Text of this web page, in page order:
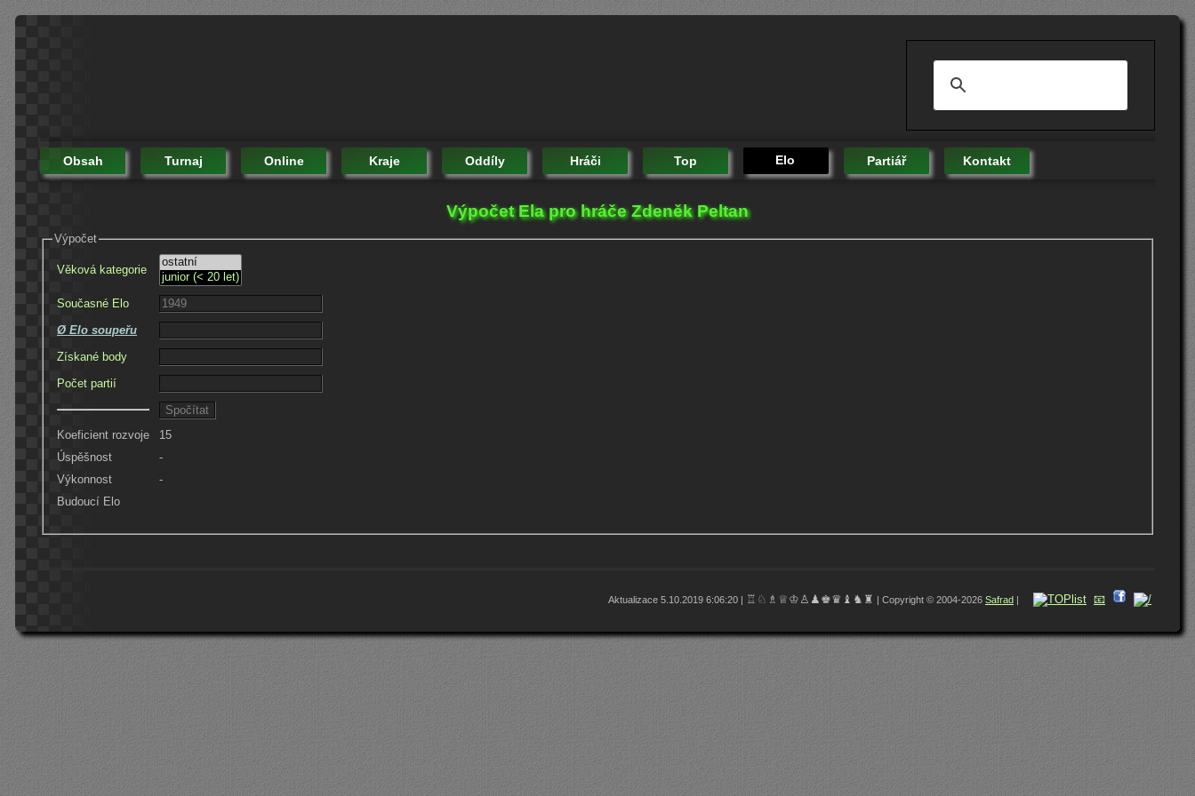
Obsah Turnaj Online Kraje Oddíly Hráči Top Elo Partiář Kontakt
Výpočet Ela pro hráče Zdeněk Peltan
Výpočet
Věková kategorie
Současné Elo
Ø Elo soupeřu
Získané body
Počet partií
Koeficient rozvoje
15
Úspěšnost
-
Výkonnost
-
Budoucí Elo
Aktualizace 5.10.2019 6:06:20 | ♖♘♗♕♔♙♟♚♛♝♞♜ | Copyright © 2004-2026 Safrad | 📧